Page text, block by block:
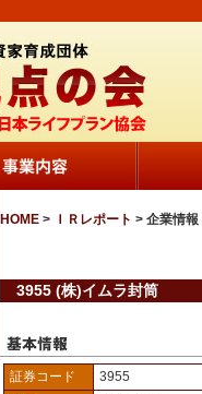
HOME > ＩＲレポート > 企業情報
3955 (株)イムラ封筒
証券コード 3955